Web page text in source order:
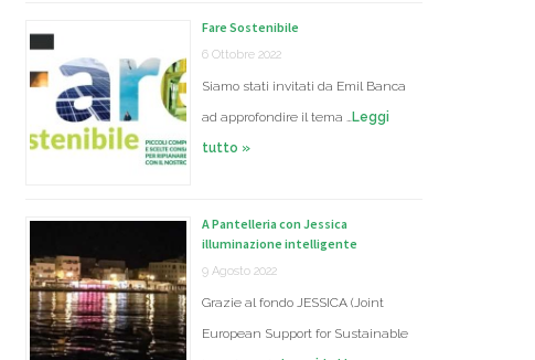
Fare Sostenibile
6 Ottobre 2022
Siamo stati invitati da Emil Banca
ad approfondire il tema …Leggi
tutto »
A Pantelleria con Jessica
illuminazione intelligente
9 Agosto 2022
Grazie al fondo JESSICA (Joint
European Support for Sustainable